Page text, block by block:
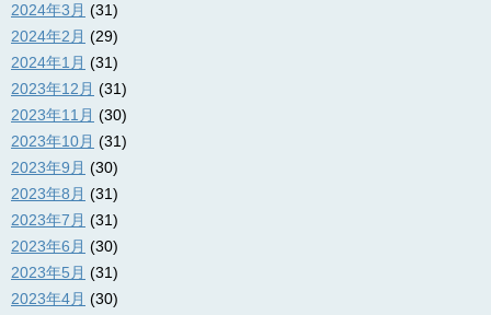
2024年3月 (31)
2024年2月 (29)
2024年1月 (31)
2023年12月 (31)
2023年11月 (30)
2023年10月 (31)
2023年9月 (30)
2023年8月 (31)
2023年7月 (31)
2023年6月 (30)
2023年5月 (31)
2023年4月 (30)